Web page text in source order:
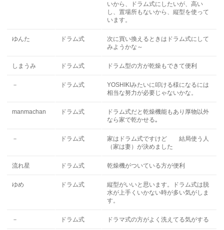
いから、ドラム式にしたいが、高い
し、置場所もないから、縦型を使って
います。
ゆんた ドラム式
次に買い換えるときはドラム式にして
みようかな～
しまうみ ドラム式 ドラム型の方が乾燥もできて便利
－ ドラム式
YOSHIKIみたいに叩ける様になるには
相当な努力が必要じゃないかな。
manmachan ドラム式
ドラム式だと乾燥機能もあり厚物以外
なら家で乾かせる｡
－ ドラム式
家はドラム式ですけど 結局使う人
（家は妻）が決めました
流れ星 ドラム式 乾燥機がついている方が便利
ゆめ ドラム式
縦型がいいと思います。ドラム式は脱
水が上手くいかない時が多い気がしま
す。
－ ドラム式 ドラマ式の方がよく洗えてる気がする